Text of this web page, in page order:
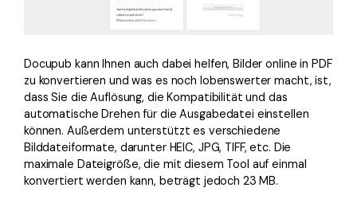
Docupub kann Ihnen auch dabei helfen, Bilder online in PDF
zu konvertieren und was es noch lobenswerter macht, ist,
dass Sie die Auflösung, die Kompatibilität und das
automatische Drehen für die Ausgabedatei einstellen
können. Außerdem unterstützt es verschiedene
Bilddateiformate, darunter HEIC, JPG, TIFF, etc. Die
maximale Dateigröße, die mit diesem Tool auf einmal
konvertiert werden kann, beträgt jedoch 23 MB.